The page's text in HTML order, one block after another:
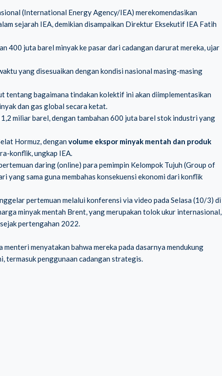
(International Energy Agency/IEA) merekomendasikan
sejarah IEA, demikian disampaikan Direktur Eksekutif IEA Fatih
400 juta barel minyak ke pasar dari cadangan darurat mereka, ujar
yang disesuaikan dengan kondisi nasional masing-masing
bagaimana tindakan kolektif ini akan diimplementasikan
dan gas global secara ketat.
miliar barel, dengan tambahan 600 juta barel stok industri yang
Hormuz, denganvolume ekspor minyak mentah dan produk
konflik, ungkap IEA.
daring (online) para pemimpin Kelompok Tujuh (Group of
yang sama guna membahas konsekuensi ekonomi dari konflik
pertemuan melalui konferensi via video pada Selasa (10/3) di
minyak mentah Brent, yang merupakan tolok ukur internasional,
pertengahan 2022.
menyatakan bahwa mereka pada dasarnya mendukung
termasuk penggunaan cadangan strategis.